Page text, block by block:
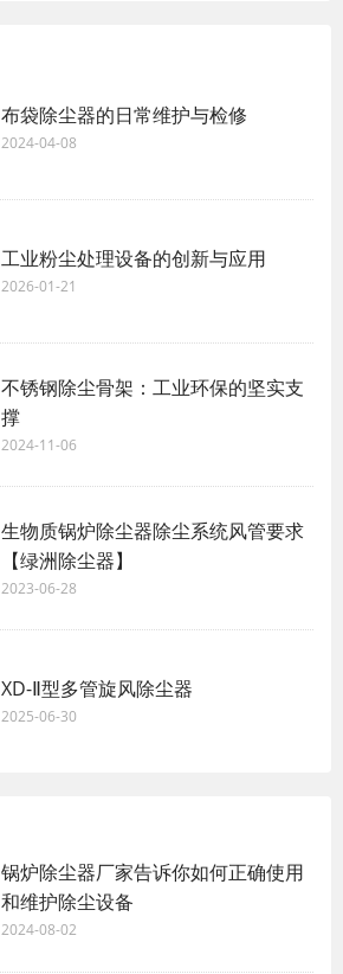
布袋除尘器的日常维护与检修
2024-04-08
工业粉尘处理设备的创新与应用
2026-01-21
不锈钢除尘骨架：工业环保的坚实支
撑
2024-11-06
生物质锅炉除尘器除尘系统风管要求
【绿洲除尘器】
2023-06-28
XD-Ⅱ型多管旋风除尘器
2025-06-30
锅炉除尘器厂家告诉你如何正确使用
和维护除尘设备
2024-08-02